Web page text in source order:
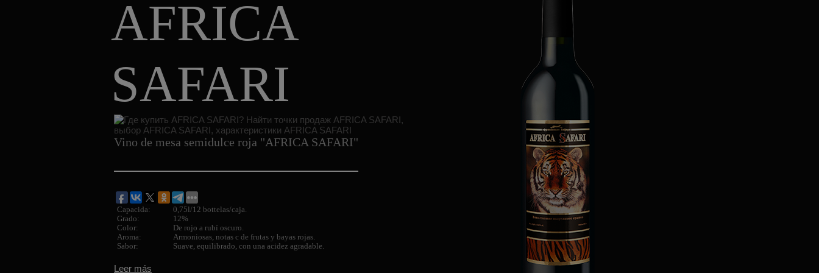
AFRICA
SAFARI
Vino de mesa semidulce roja "AFRICA SAFARI"
Capacida:
0,75l/12 bottelas/caja.
Grado:
12%
Color:
De rojo a rubí oscuro.
Aroma:
Armoniosas, notas c de frutas y bayas rojas.
Sabor:
Suave, equilibrado, con una acidez agradable.
Leer más